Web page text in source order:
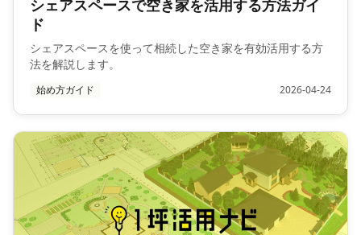
シェアスペースで空き家を活用する方法ガイ
ド
シェアスペースを使って相続した空き家を有効活用する方
法を解説します。
始め方ガイド 2026-04-24